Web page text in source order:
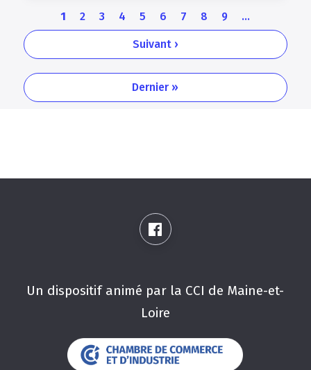
Page
courante
1 Page
2 Page
3 Page
4 Page
5 Page
6 Page
7 Page
8 Page
9 …
Page
suivante
Suivant ›
Dernière
Dernier »
Un dispositif animé par la CCI de Maine-et-
Loire